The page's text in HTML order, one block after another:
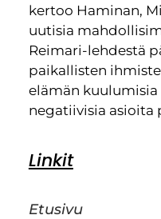
kertoo Haminan,
uutisia
Reimari-lehdestä
paikallisten
elämän
negatiivisia
Linkit
Etusivu